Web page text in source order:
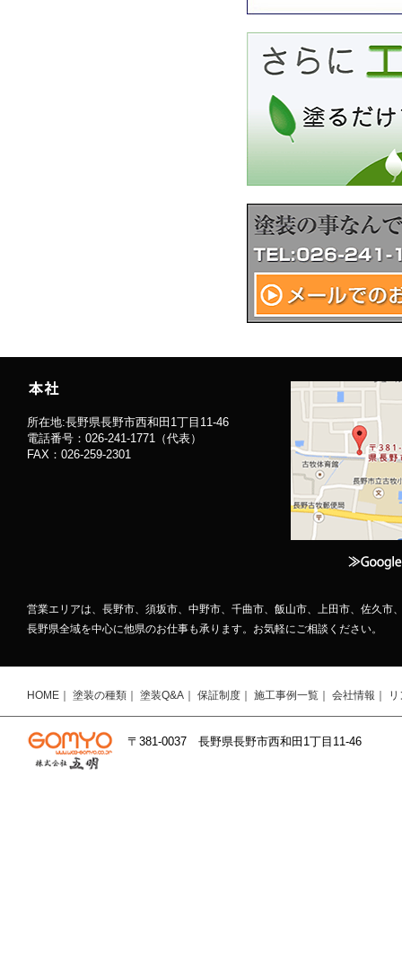
所在地:長野県長野市西和田1丁目11-46
電話番号：026-241-1771（代表）
FAX：026-259-2301
営業エリアは、長野市、須坂市、中野市、千曲市、飯山市、上田市、佐久市
長野県全域を中心に他県のお仕事も承ります。お気軽にご相談ください。
HOME 塗装の種類 塗装Q&A 保証制度 施工事例一覧 会社情報
〒381-0037 長野県長野市西和田1丁目11-46